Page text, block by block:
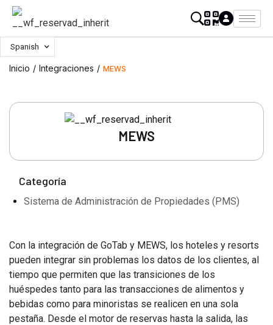
Spanish
Inicio / Integraciones / MEWS
MEWS
Categoría
Sistema de Administración de Propiedades (PMS)
Con la integración de GoTab y MEWS, los hoteles y resorts
pueden integrar sin problemas los datos de los clientes, al
tiempo que permiten que las transiciones de los
huéspedes tanto para las transacciones de alimentos y
bebidas como para minoristas se realicen en una sola
pestaña. Desde el motor de reservas hasta la salida, las